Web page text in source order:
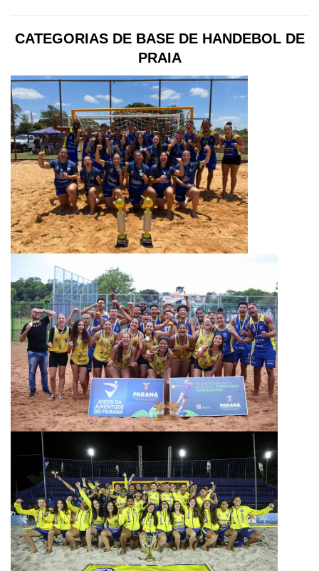
CATEGORIAS DE BASE DE HANDEBOL DE
PRAIA